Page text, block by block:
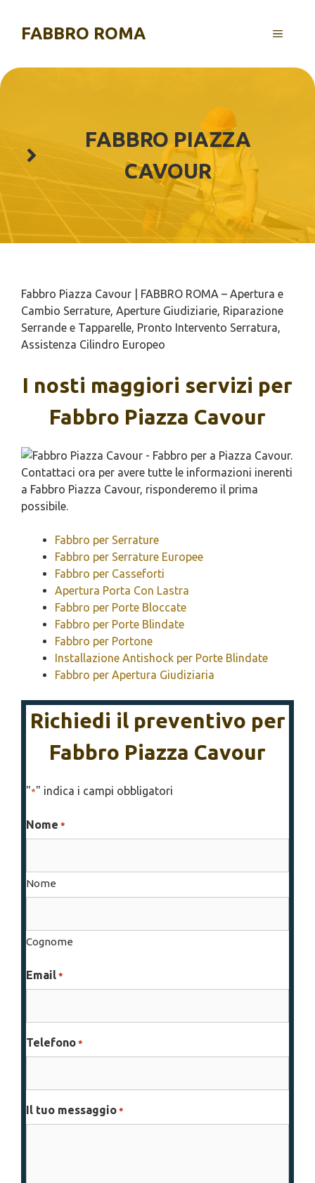
contenuto
FABBRO ROMA MENU
FABBRO PIAZZA
CAVOUR
Fabbro Piazza Cavour | FABBRO ROMA – Apertura e
Cambio Serrature, Aperture Giudiziarie, Riparazione
Serrande e Tapparelle, Pronto Intervento Serratura,
Assistenza Cilindro Europeo
I nosti maggiori servizi per
Fabbro Piazza Cavour
Fabbro per Serrature
Fabbro per Serrature Europee
Fabbro per Casseforti
Apertura Porta Con Lastra
Fabbro per Porte Bloccate
Fabbro per Porte Blindate
Fabbro per Portone
Installazione Antishock per Porte Blindate
Fabbro per Apertura Giudiziaria
Richiedi il preventivo per
Fabbro Piazza Cavour
"*" indica i campi obbligatori
Nome *
Nome
Cognome
Email *
Telefono *
Il tuo messaggio *